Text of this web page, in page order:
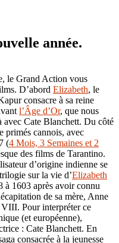
année.
le Grand Action vous
D’abord Elizabeth, le
consacre à sa reine
l’Âge d’Or, que nous
avec Cate Blanchett. Du côté
primés cannois, avec
(4 Mois, 3 Semaines et 2
des films de Tarantino.
d’origine indienne se
sur la vie d’Elizabeth
à 1603 après avoir connu
de sa mère, Anne
Pour interpréter ce
(et européenne),
: Cate Blanchett. En
consacrée à la jeunesse